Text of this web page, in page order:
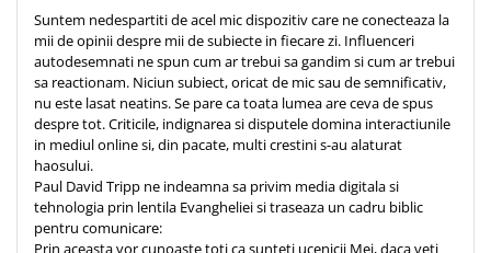
Teologie
A doua venire
Apologetica
Dogmatica
Istoria Bisericii
Misiune
Viata crestina
Contemporaneitate
Suntem nedespartiti de acel mic dispozitiv care ne conecteaza la
mii de opinii despre mii de subiecte in fiecare zi. Influenceri
autodesemnati ne spun cum ar trebui sa gandim si cum ar trebui
sa reactionam. Niciun subiect, oricat de mic sau de semnificativ,
nu este lasat neatins. Se pare ca toata lumea are ceva de spus
despre tot. Criticile, indignarea si disputele domina interactiunile
in mediul online si, din pacate, multi crestini s-au alaturat
haosului.
Paul David Tripp ne indeamna sa privim media digitala si
tehnologia prin lentila Evangheliei si traseaza un cadru biblic
pentru comunicare:
Prin aceasta vor cunoaste toti ca sunteti ucenicii Mei, daca veti